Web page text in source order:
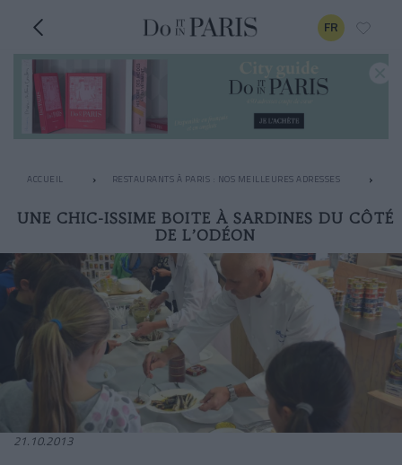
FR
ACCUEIL RESTAURANTS À PARIS : NOS MEILLEURES ADRESSES
UNE CHIC-ISSIME BOITE À SARDINES DU CÔTÉ
DE L’ODÉON
21.10.2013